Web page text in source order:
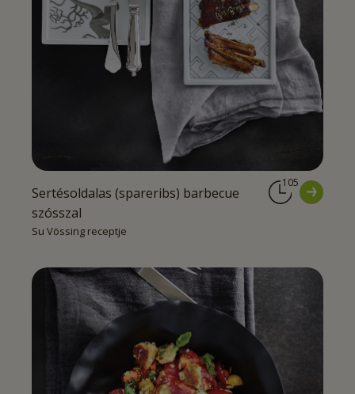
Sertésoldalas (spareribs) barbecue
szósszal
Su Vössing receptje
105